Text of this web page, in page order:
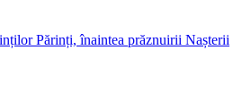
Părinți, înaintea prăznuirii Nașterii